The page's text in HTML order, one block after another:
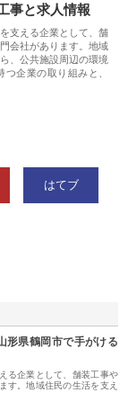
事と求人情報
支える企業として、舗
会社があります。地域
、公共施設周辺の環境
企業の取り組みと、
はてブ
形県鶴岡市で手がける
る企業として、舗装工事や
す。地域住民の生活を支え